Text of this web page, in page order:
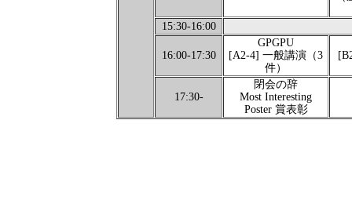
15:30-16:00
16:00-17:30
GPGPU
[A2-4] 一般講演（3
件）
17:30-
閉会の辞
Most Interesting
Poster 賞表彰